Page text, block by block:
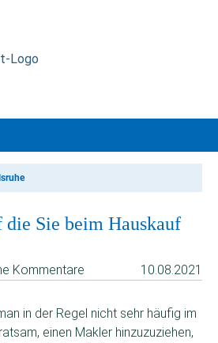
die Sie beim Hauskauf
Kommentare 10.08.2021
in der Regel nicht sehr häufig im
einen Makler hinzuzuziehen,